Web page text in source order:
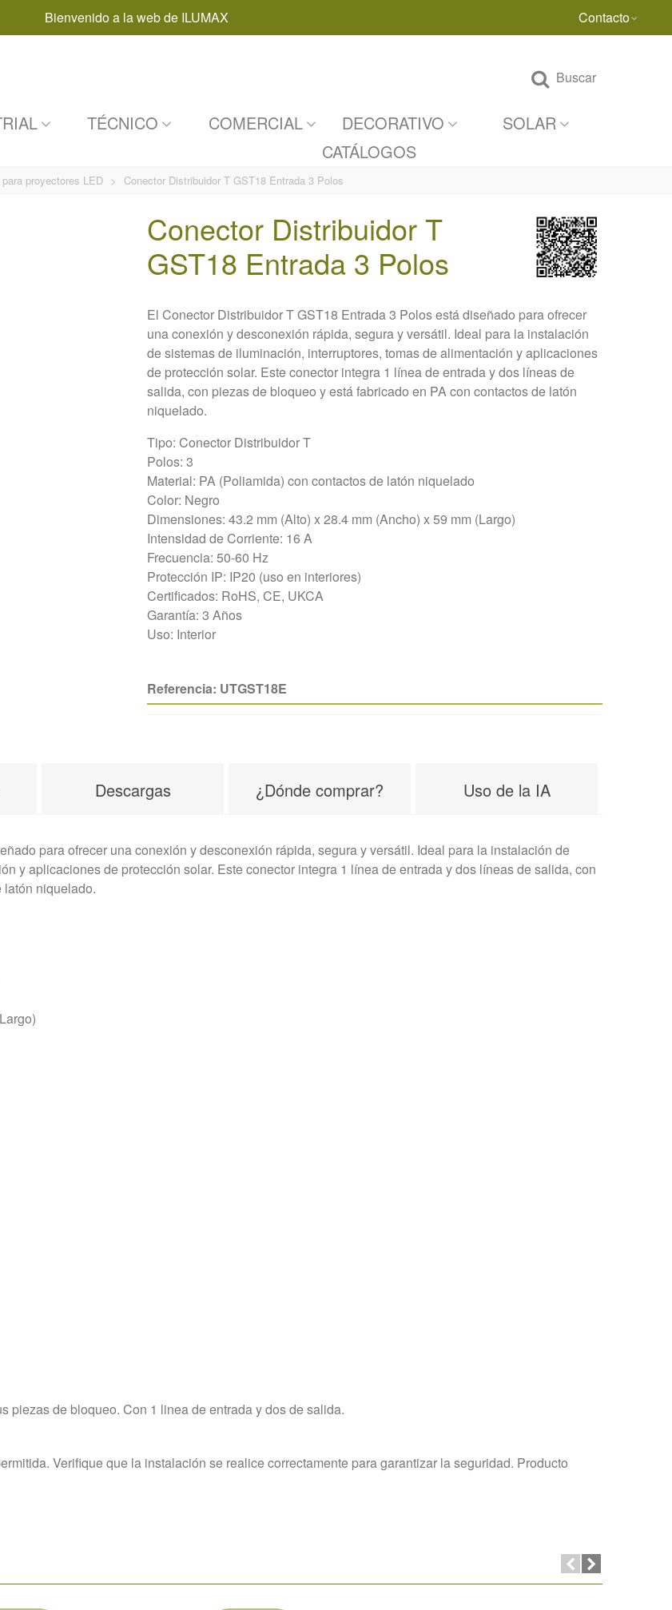
Bienvenido a la web de ILUMAX Contacto
Buscar
TÉCNICO COMERCIAL DECORATIVO
SOLAR
CATÁLOGOS
proyectores LED > Conector Distribuidor T GST18 Entrada 3 Polos
Conector Distribuidor T
GST18 Entrada 3 Polos
El Conector Distribuidor T GST18 Entrada 3 Polos está diseñado para ofrecer
una conexión y desconexión rápida, segura y versátil. Ideal para la instalación
de sistemas de iluminación, interruptores, tomas de alimentación y aplicaciones
de protección solar. Este conector integra 1 línea de entrada y dos líneas de
salida, con piezas de bloqueo y está fabricado en PA con contactos de latón
niquelado.
Tipo: Conector Distribuidor T
Polos: 3
Material: PA (Poliamida) con contactos de latón niquelado
Color: Negro
Dimensiones: 43.2 mm (Alto) x 28.4 mm (Ancho) x 59 mm (Largo)
Intensidad de Corriente: 16 A
Frecuencia: 50-60 Hz
Protección IP: IP20 (uso en interiores)
Certificados: RoHS, CE, UKCA
Garantía: 3 Años
Uso: Interior
Referencia: UTGST18E
Descargas ¿Dónde comprar? Uso de la IA
para ofrecer una conexión y desconexión rápida, segura y versátil. Ideal para la instalación de
y aplicaciones de protección solar. Este conector integra 1 línea de entrada y dos líneas de salida, con
latón niquelado.
piezas de bloqueo. Con 1 linea de entrada y dos de salida.
Verifique que la instalación se realice correctamente para garantizar la seguridad. Producto